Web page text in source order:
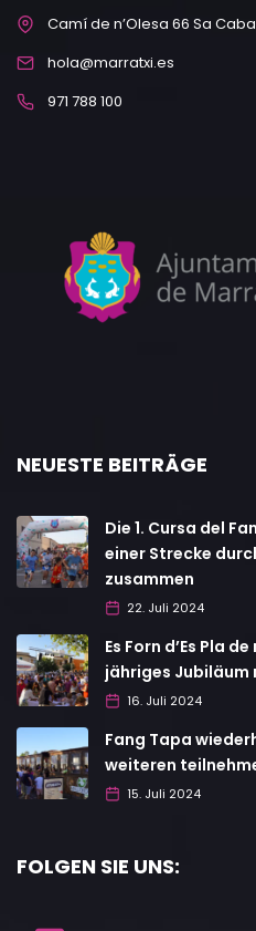
Camí de n’Olesa 66 Sa
hola@marratxi.es
971 788 100
NEUESTE BEITRÄGE
Die 1. Cursa del
einer Strecke
zusammen
22. Juli 2024
Es Forn d’Es Pla
jähriges Jubiläum
16. Juli 2024
Fang Tapa
weiteren
15. Juli 2024
FOLGEN SIE UNS: